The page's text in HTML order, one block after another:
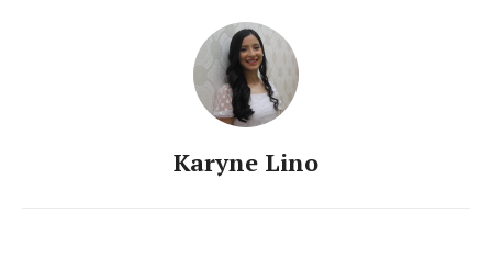
Karyne Lino